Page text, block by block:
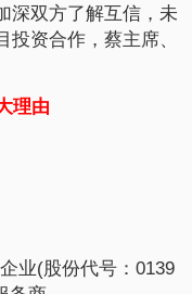
深双方了解互信，未
资合作，蔡主席、
理由
业(股份代号：0139